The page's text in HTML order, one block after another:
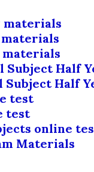
materials
materials
Subject Half
Subject Half
test
test
online
Materials